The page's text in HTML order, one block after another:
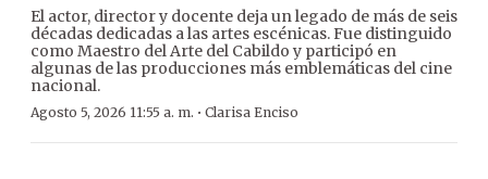
El actor, director y docente deja un legado de más de seis
décadas dedicadas a las artes escénicas. Fue distinguido
como Maestro del Arte del Cabildo y participó en
algunas de las producciones más emblemáticas del cine
nacional.
Agosto 5, 2026 11:55 a. m. · Clarisa Enciso